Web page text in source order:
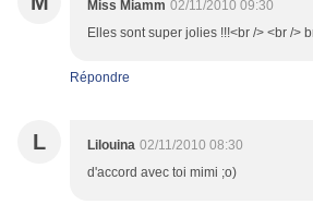
Miss Miamm 02/11/2010 09:30
Elles sont super jolies !!!<br /> <br />
Répondre
L Lilouina 02/11/2010 08:30
d'accord avec toi mimi ;o)